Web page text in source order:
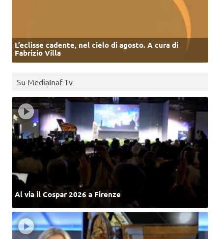
L’eclisse cadente, nel cielo di agosto. A cura di
Fabrizio Villa
Su MediaInaf Tv
Al via il Cospar 2026 a Firenze